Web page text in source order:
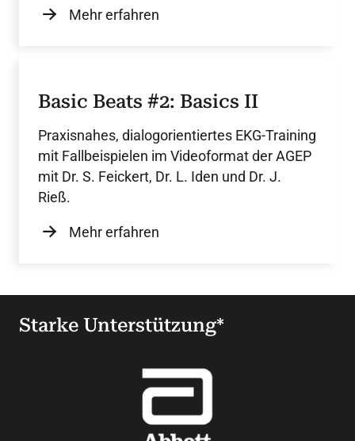
Mehr erfahren
Basic Beats #2: Basics II
Praxisnahes, dialogorientiertes EKG-Training
mit Fallbeispielen im Videoformat der AGEP
mit Dr. S. Feickert, Dr. L. Iden und Dr. J.
Rieß.
Mehr erfahren
Starke Unterstützung*